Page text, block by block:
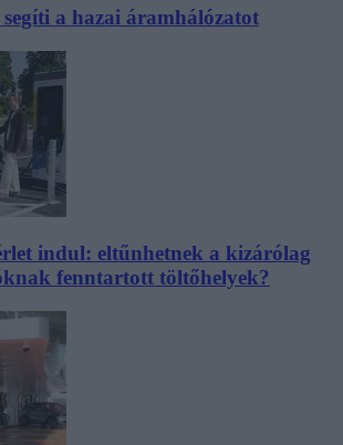
segíti a hazai áramhálózatot
indul: eltűnhetnek a kizárólag
fenntartott töltőhelyek?